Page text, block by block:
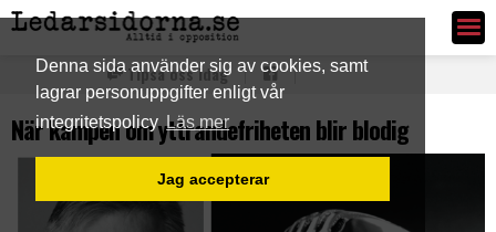
Denna sida använder sig av cookies, samt
lagrar personuppgifter enligt vår
integritetspolicy Läs mer
Jag accepterar
Ledarsidorna.se
Tipsa oss idag
När kampen om yttrandefriheten blir blodig